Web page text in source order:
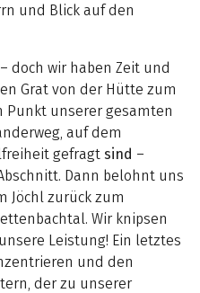
und Blick auf den
doch wir haben Zeit und
Grat von der Hütte zum
Punkt unserer gesamten
auf dem
gefragt sind –
Dann belohnt uns
Jöchl zurück zum
Wir knipsen
Leistung! Ein letztes
und den
der zu unserer